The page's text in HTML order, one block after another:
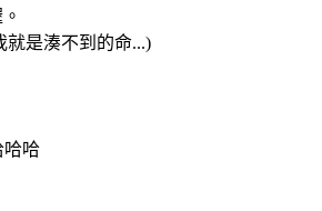
就是湊不到的命...)
哈哈